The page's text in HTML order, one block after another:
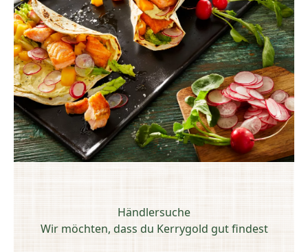
Händlersuche
Wir möchten, dass du Kerrygold gut findest